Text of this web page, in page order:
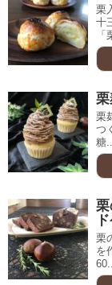
栗
十
「
栗
つ
糖...
栗
を
60...